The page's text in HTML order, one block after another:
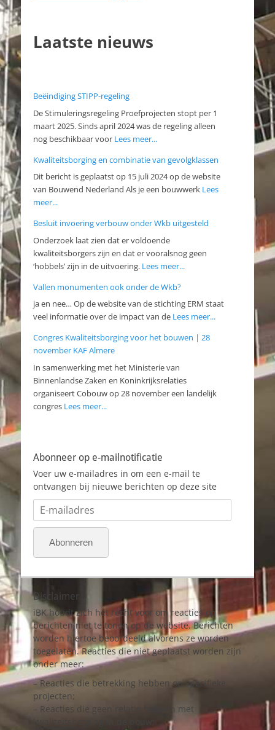
Laatste nieuws
Beëindiging STIPP-regeling
De Stimuleringsregeling Proefprojecten stopt per 1
maart 2025. Sinds april 2024 was de regeling alleen
nog beschikbaar voor Lees meer...
Kwaliteitsborging en combinatie van gevolgklassen
Dit bericht is geplaatst op 15 juli 2024 op de website
van Bouwend Nederland Als je een bouwwerk Lees
meer...
Besluit invoering verbouw onder Wkb uitgesteld
Onderzoek laat zien dat er voldoende
kwaliteitsborgers zijn en dat er vooralsnog geen
‘hobbels’ zijn in de uitvoering. Lees meer...
Vallen monumenten ook onder de Wkb?
ja en nee… Op de website van de stichting ERM staat
veel informatie over de impact van de Lees meer...
Congres Kwaliteitsborging voor het bouwen | 28
november KAF Almere
In samenwerking met het Ministerie van
Binnenlandse Zaken en Koninkrijksrelaties
organiseert Cobouw op 28 november een landelijk
congres Lees meer...
Abonneer op e-mailnotificatie
Voer uw e-mailadres in om een e-mail te
ontvangen bij nieuwe berichten op deze site
mailadres
Abonneren
Disclaimer
iBK houdt zich het recht voor om reacties op
berichten niet te tonen op de website. Berichten
worden hiertoe beoordeeld alvorens ze worden
toegelaten. Reacties die niet geplaatst worden zijn
onder meer:
– Reacties die betrekking hebben op specifieke
projecten;
– Reacties die geen relatie hebben met